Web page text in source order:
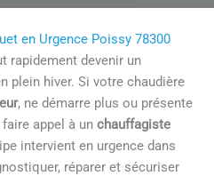
en Urgence Poissy 78300
rapidement devenir un
plein hiver. Si votre chaudière
, ne démarre plus ou présente
appel à unchauffagiste
intervient en urgence dans
réparer et sécuriser